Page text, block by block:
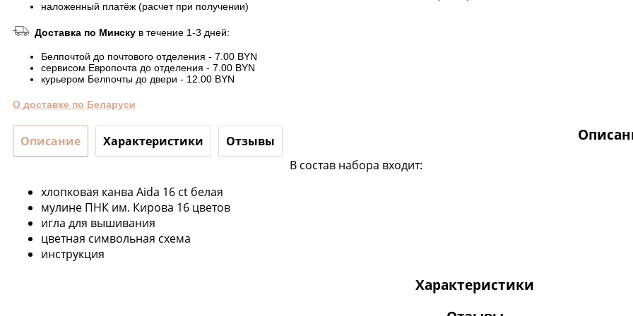
наложенный платёж (расчет при получении)
Доставка по Минску в течение 1-3 дней:
Белпочтой до почтового отделения - 7.00 BYN
сервисом Европочта до отделения - 7.00 BYN
курьером Белпочты до двери - 12.00 BYN
О доставке по Беларуси
Описание Характеристики Отзывы
В состав набора входит:
хлопковая канва Aida 16 ct белая
мулине ПНК им. Кирова 16 цветов
игла для вышивания
цветная символьная схема
инструкция
Характеристики